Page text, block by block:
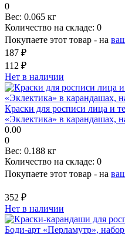
0
Вес: 0.065 кг
Количество на складе: 0
Покупаете этот товар - на
187 ₽
112 ₽
Нет в наличии
Краски для росписи лица и
«Эклектика» в карандашах,
0.00
0
Вес: 0.188 кг
Количество на складе: 0
Покупаете этот товар - на
352 ₽
Нет в наличии